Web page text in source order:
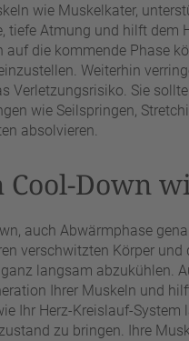
wie Muskelkater,
tiefe Atmung und hilft dem
auf die kommende Phase
Weiterhin
Verletzungsrisiko. Sie
wie Seilspringen,
absolvieren.
Cool-Down
auch Abwärmphase
verschwitzten Körper und
langsam abzukühlen.
Ihrer Muskeln und
Ihr Herz-Kreislauf-System
zu bringen. Ihre